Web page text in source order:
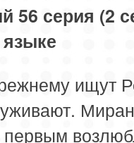
90 серия
94 серия
98 серия
56 серия (2
ищут
первым